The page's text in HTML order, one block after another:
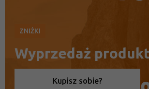
ZNIŻKI
Wyprzedaż
Kupisz sobie?